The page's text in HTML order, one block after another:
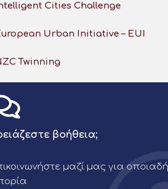
Cities Challenge
Urban Initiative – EUI
Twinning
βοήθεια;
μαζί μας για